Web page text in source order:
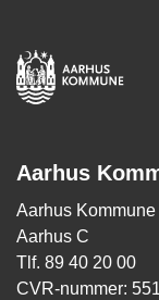
Aarhus
Aarhus
Aarhus C
Tlf. 89 40 20 00
CVR-nummer: